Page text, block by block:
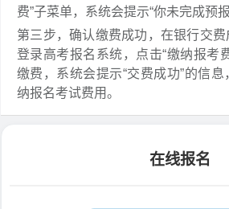
费”子菜单，系统会提示“你未完成预
第三步，确认缴费成功，在银行交
登录高考报名系统，点击“缴纳报考
缴费，系统会提示“交费成功”的信
纳报名考试费用。
在线报名